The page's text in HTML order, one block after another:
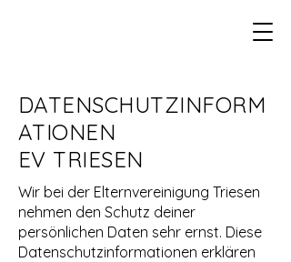
DATENSCHUTZINFORM
ATIONEN
EV TRIESEN
Wir bei der Elternvereinigung Triesen
nehmen den Schutz deiner
persönlichen Daten sehr ernst. Diese
Datenschutzinformationen erklären